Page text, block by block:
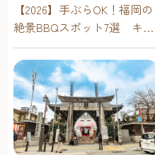
【2026】手ぶらOK！福岡の
絶景BBQスポット7選 キャ
ンプ場・海辺・公園で手軽
に楽しむ